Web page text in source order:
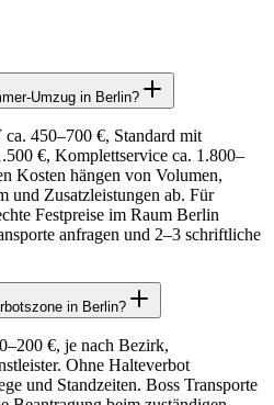
in Berlin?
450–700 €, Standard mit
€, Komplettservice ca. 1.800–
Kosten hängen von Volumen,
und Zusatzleistungen ab. Für
Festpreise im Raum Berlin
anfragen und 2–3 schriftliche
in Berlin?
€, je nach Bezirk,
Ohne Halteverbot
und Standzeiten. Boss Transporte